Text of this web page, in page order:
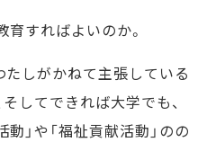
すればよいのか。
たしがかねて主張している
してできれば大学でも、
」や「福祉貢献活動」のの